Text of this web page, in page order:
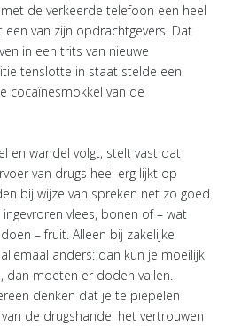
de verkeerde telefoon een heel
van zijn opdrachtgevers. Dat
in een trits van nieuwe
tenslotte in staat stelde een
cocaïnesmokkel van de
en wandel volgt, stelt vast dat
van drugs heel erg lijkt op
bij wijze van spreken net zo goed
vlees, bonen of – wat
– fruit. Alleen bij zakelijke
anders: dan kun je moeilijk
moeten er doden vallen.
denken dat je te piepelen
de drugshandel het vertrouwen